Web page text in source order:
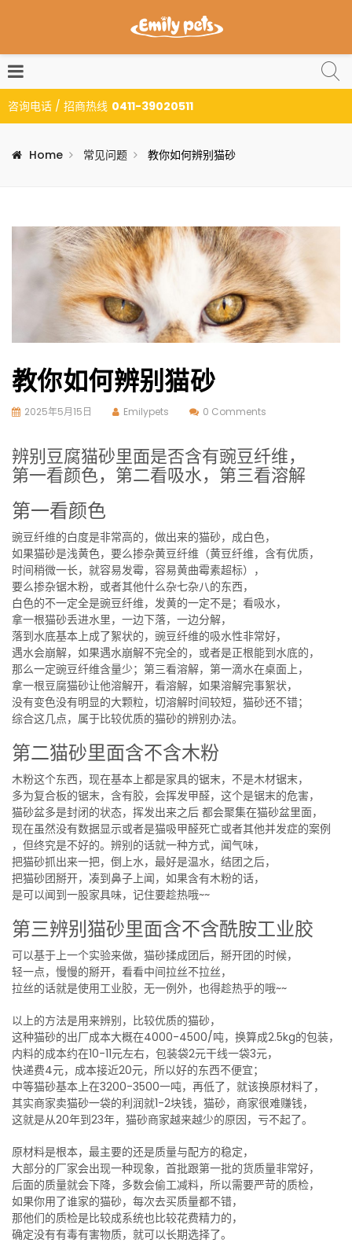
咨询电话 / 招商热线 0411-39020511
Home 常见问题 教你如何辨别猫砂
教你如何辨别猫砂
2025年5月15日 Emilypets 0 Comments
辨别豆腐猫砂里面是否含有豌豆纤维，
第一看颜色，第二看吸水，第三看溶解
第一看颜色
豌豆纤维的白度是非常高的，做出来的猫砂，成白色，
如果猫砂是浅黄色，要么掺杂黄豆纤维（黄豆纤维，含有优质，
时间稍微一长，就容易发霉，容易黄曲霉素超标），
要么掺杂锯木粉，或者其他什么杂七杂八的东西，
白色的不一定全是豌豆纤维，发黄的一定不是；看吸水，
拿一根猫砂丢进水里，一边下落，一边分解，
落到水底基本上成了絮状的，豌豆纤维的吸水性非常好，
遇水会崩解，如果遇水崩解不完全的，或者是正根能到水底的，
那么一定豌豆纤维含量少；第三看溶解，第一滴水在桌面上，
拿一根豆腐猫砂让他溶解开，看溶解，如果溶解完事絮状，
没有变色没有明显的大颗粒，切溶解时间较短，猫砂还不错；
综合这几点，属于比较优质的猫砂的辨别办法。
第二猫砂里面含不含木粉
木粉这个东西，现在基本上都是家具的锯末，不是木材锯末，
多为复合板的锯末，含有胶，会挥发甲醛，这个是锯末的危害，
猫砂盆多是封闭的状态，挥发出来之后 都会聚集在猫砂盆里面，
现在虽然没有数据显示或者是猫吸甲醛死亡或者其他并发症的案例
，但终究是不好的。辨别的话就一种方式，闻气味，
把猫砂抓出来一把，倒上水，最好是温水，结团之后，
把猫砂团掰开，凑到鼻子上闻，如果含有木粉的话，
是可以闻到一股家具味，记住要趁热哦~~
第三辨别猫砂里面含不含酰胺工业胶
可以基于上一个实验来做，猫砂揉成团后，掰开团的时候，
轻一点，慢慢的掰开，看看中间拉丝不拉丝，
拉丝的话就是使用工业胶，无一例外，也得趁热乎的哦~~
以上的方法是用来辨别，比较优质的猫砂，
这种猫砂的出厂成本大概在4000-4500/吨，换算成2.5kg的包装，
内料的成本约在10-11元左右，包装袋2元干线一袋3元，
快递费4元，成本接近20元，所以好的东西不便宜；
中等猫砂基本上在3200-3500一吨，再低了，就该换原材料了，
其实商家卖猫砂一袋的利润就1-2块钱，猫砂，商家很难赚钱，
这就是从20年到23年，猫砂商家越来越少的原因，亏不起了。
原材料是根本，最主要的还是质量与配方的稳定，
大部分的厂家会出现一种现象，首批跟第一批的货质量非常好，
后面的质量就会下降，多数会偷工减料，所以需要严苛的质检，
如果你用了谁家的猫砂，每次去买质量都不错，
那他们的质检是比较成系统也比较花费精力的，
确定没有有毒有害物质，就可以长期选择了。